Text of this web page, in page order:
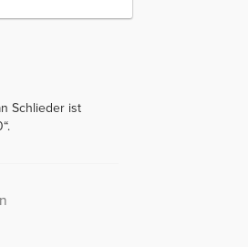
Schlieder ist